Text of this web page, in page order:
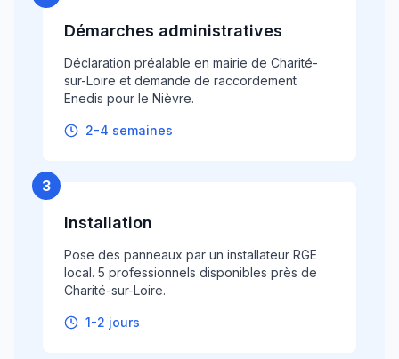
Démarches administratives
Déclaration préalable en mairie de Charité-
sur-Loire et demande de raccordement
Enedis pour le Nièvre.
2-4 semaines
3
Installation
Pose des panneaux par un installateur RGE
local. 5 professionnels disponibles près de
Charité-sur-Loire.
1-2 jours